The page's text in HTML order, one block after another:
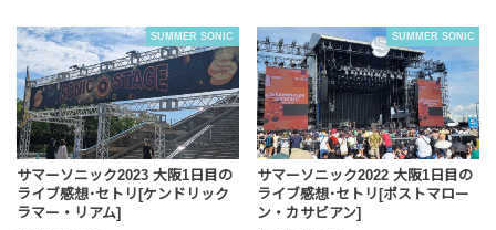
SUMMER SONIC
サマーソニック2023 大阪1日目の
ライブ感想･セトリ[ケンドリック
ラマー・リアム]
SUMMER SONIC
サマーソニック2022 大阪1日目の
ライブ感想･セトリ[ポストマロー
ン・カサビアン]